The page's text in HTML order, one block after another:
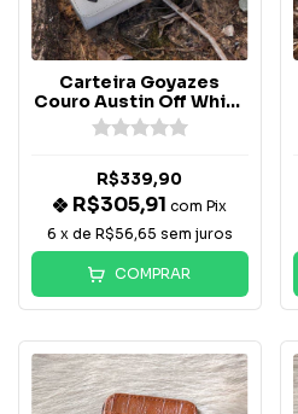
Carteira Goyazes
Couro Austin Off White
- C-2627
R$339,90
R$305,91 com Pix
6 x de R$56,65 sem juros
COMPRAR